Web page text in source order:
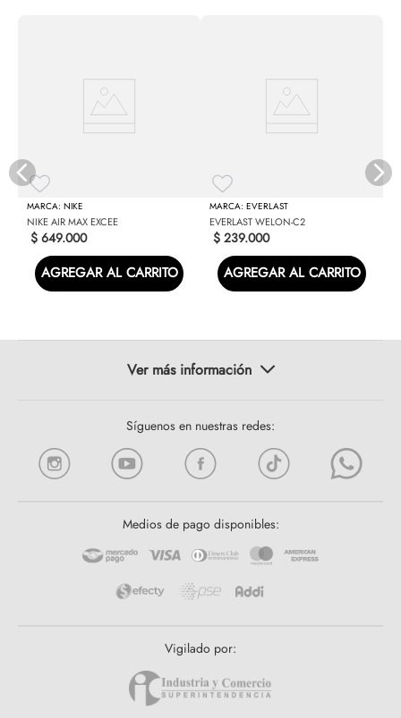
NIKE
NIKE AIR MAX EXCEE
$ 649.000
AGREGAR AL CARRITO
EVERLAST
EVERLAST WELON-C2
$ 239.000
AGREGAR AL CARRITO
Síguenos en nuestras redes:
Medios de pago disponibles:
Vigilado por: